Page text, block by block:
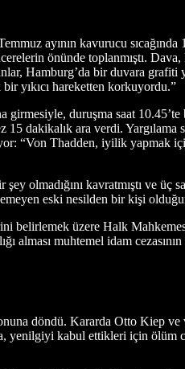
ayının kavurucu
önünde toplanmıştı.
Hamburg’da bir duvara grafiti
yıkıcı hareketten korkuyordu.”
duruşma saat 10.45’te
dakikalık ara verdi. Yargılama
“Von Thadden, iyilik yapmak
olmadığını kavratmıştı ve üç
eski nesilden bir kişi
belirlemek üzere Halk
alması muhtemel idam
döndü. Kararda Otto Kiep
kabul ettikleri için ölüm